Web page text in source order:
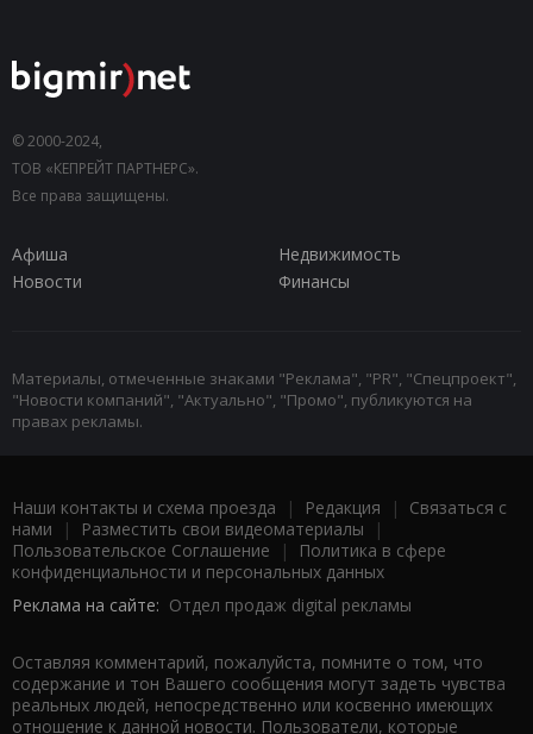
© 2000-2024,
ТОВ «КЕПРЕЙТ ПАРТНЕРС».
Все права защищены.
Афиша
Недвижимость
Новости
Финансы
Материалы, отмеченные знаками "Реклама", "PR", "Спецпроект",
"Новости компаний", "Актуально", "Промо", публикуются на
правах рекламы.
Наши контакты и схема проезда | Редакция | Связаться с
нами | Разместить свои видеоматериалы |
Пользовательское Соглашение |
Политика в сфере
конфиденциальности и персональных данных
Реклама на сайте: Отдел продаж digital рекламы
Оставляя комментарий, пожалуйста, помните о том, что
содержание и тон Вашего сообщения могут задеть чувства
реальных людей, непосредственно или косвенно имеющих
отношение к данной новости. Пользователи, которые